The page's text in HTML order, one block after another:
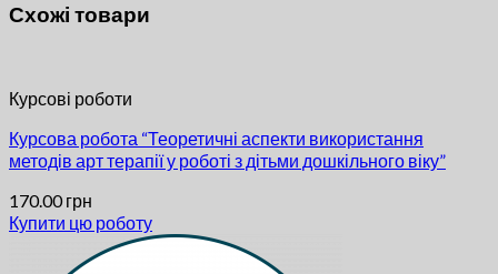
Схожі товари
Курсові роботи
Курсова робота “Теоретичні аспекти використання
методів арт терапії у роботі з дітьми дошкільного віку”
170.00грн
Купити цю роботу